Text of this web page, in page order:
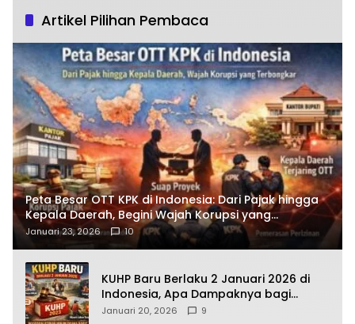
Artikel Pilihan Pembaca
Peta Besar OTT KPK di Indonesia: Dari Pajak hingga
Kepala Daerah, Begini Wajah Korupsi yang
Terbongkar
Januari 23, 2026 10
KUHP Baru Berlaku 2 Januari 2026 di
Indonesia, Apa Dampaknya bagi
Kehidupan Warga? Ini Aturan Kunci
Januari 20, 2026 9